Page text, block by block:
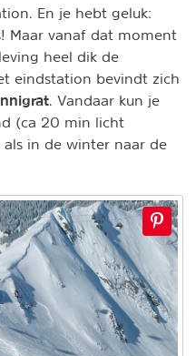
En je hebt geluk:
Maar vanaf dat moment
heel dik de
eindstation bevindt zich
. Vandaar kun je
(ca 20 min licht
in de winter naar de